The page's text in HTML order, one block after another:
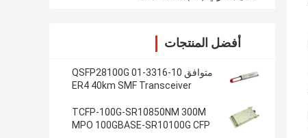
أفضل المنتجات
متوافق 10-3316-01 QSFP28100G
ER4 40km SMF Transceiver
TCFP-100G-SR10850NM 300M
MPO 100GBASE-SR10100G CFP